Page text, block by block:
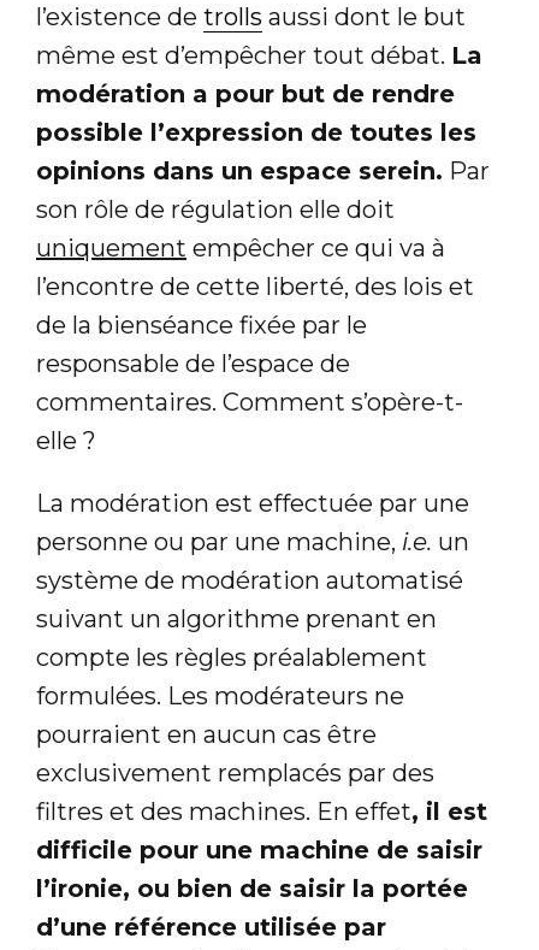
l’existence de trolls aussi dont le but
même est d’empêcher tout débat. La
modération a pour but de rendre
possible l’expression de toutes les
opinions dans un espace serein. Par
son rôle de régulation elle doit
uniquement empêcher ce qui va à
l’encontre de cette liberté, des lois et
de la bienséance fixée par le
responsable de l’espace de
commentaires. Comment s’opère-t-
elle ?
La modération est effectuée par une
personne ou par une machine, i.e. un
système de modération automatisé
suivant un algorithme prenant en
compte les règles préalablement
formulées. Les modérateurs ne
pourraient en aucun cas être
exclusivement remplacés par des
filtres et des machines. En effet, il est
difficile pour une machine de saisir
l’ironie, ou bien de saisir la portée
d’une référence utilisée par